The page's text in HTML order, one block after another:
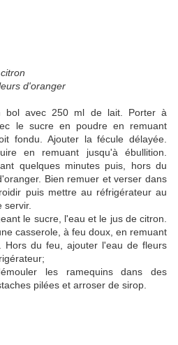
d'oranger
bol avec 250 ml de lait. Porter à
le sucre en poudre en remuant
fondu. Ajouter la fécule délayée.
en remuant jusqu'à ébullition.
quelques minutes puis, hors du
Bien remuer et verser dans
puis mettre au réfrigérateur au
servir.
le sucre, l'eau et le jus de citron.
casserole, à feu doux, en remuant
Hors du feu, ajouter l'eau de fleurs
les ramequins dans des
pilées et arroser de sirop.